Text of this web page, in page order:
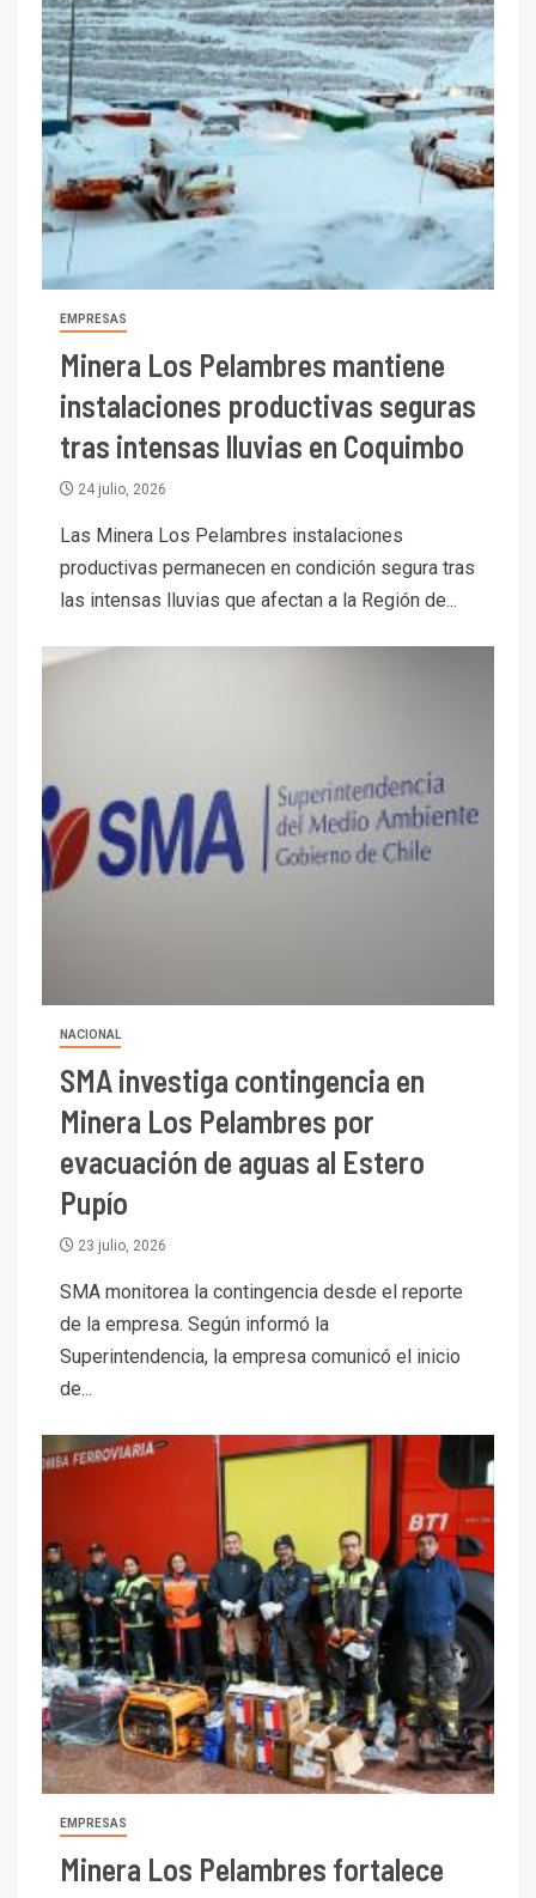
EMPRESAS
Minera Los Pelambres mantiene
instalaciones productivas seguras
tras intensas lluvias en Coquimbo
24 julio, 2026
Las Minera Los Pelambres instalaciones
productivas permanecen en condición segura tras
las intensas lluvias que afectan a la Región de...
NACIONAL
SMA investiga contingencia en
Minera Los Pelambres por
evacuación de aguas al Estero
Pupío
23 julio, 2026
SMA monitorea la contingencia desde el reporte
de la empresa. Según informó la
Superintendencia, la empresa comunicó el inicio
de...
EMPRESAS
Minera Los Pelambres fortalece